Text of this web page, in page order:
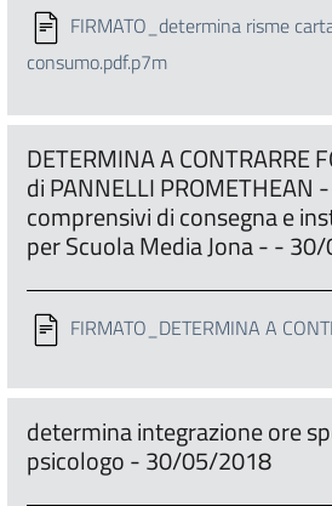
FIRMATO_determina risme
consumo.pdf.p7m
DETERMINA A CONTRARRE
di PANNELLI PROMETHEAN -
comprensivi di consegna e
per Scuola Media Jona - -
FIRMATO_DETERMINA A
determina integrazione ore
psicologo - 30/05/2018